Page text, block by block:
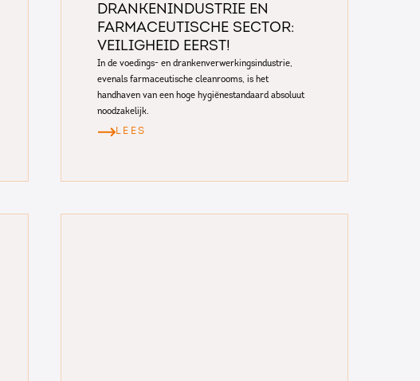
drankenindustrie en
farmaceutische sector:
Veiligheid eerst!
In de voedings- en drankenverwerkingsindustrie,
evenals farmaceutische cleanrooms, is het
handhaven van een hoge hygiënestandaard absoluut
noodzakelijk.
LEES